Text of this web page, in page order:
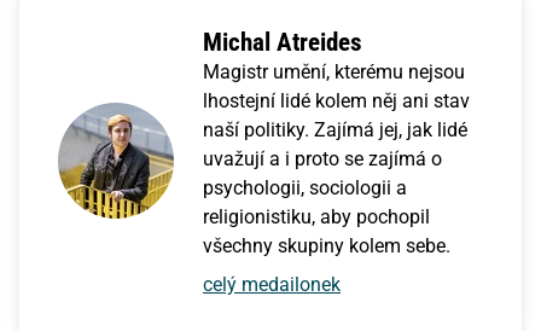
Michal Atreides
Magistr umění, kterému nejsou
lhostejní lidé kolem něj ani stav
naší politiky. Zajímá jej, jak lidé
uvažují a i proto se zajímá o
psychologii, sociologii a
religionistiku, aby pochopil
všechny skupiny kolem sebe.
celý medailonek